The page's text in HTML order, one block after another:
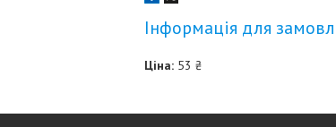
Інформація для
Ціна: 53 ₴